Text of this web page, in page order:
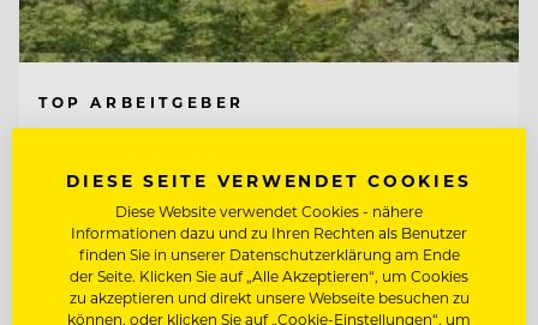
TOP ARBEITGEBER
Retter Bio-Natur-Resort
8225 Pöllauberg, Österreich
ETAGENFACHKRAFT (M/W/D)
DIESE SEITE VERWENDET COOKIES
Diese Website verwendet Cookies - nähere
Informationen dazu und zu Ihren Rechten als Benutzer
finden Sie in unserer Datenschutzerklärung am Ende
der Seite. Klicken Sie auf „Alle Akzeptieren“, um Cookies
zu akzeptieren und direkt unsere Webseite besuchen zu
können, oder klicken Sie auf „Cookie-Einstellungen“, um